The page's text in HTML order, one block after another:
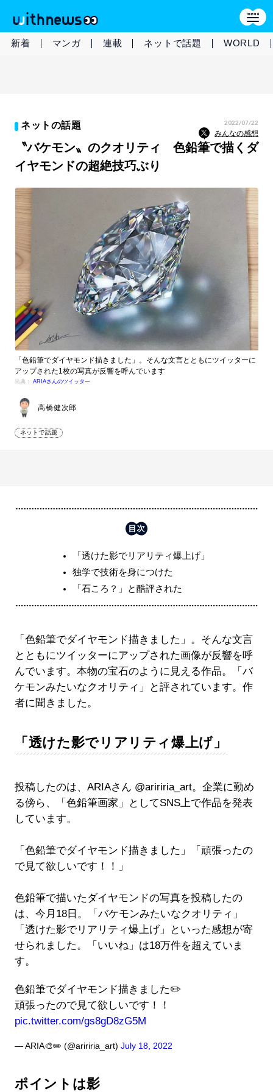
新着 マンガ 連載 ネットで話題 WORLD
ネットの話題 2022/07/22
みんなの感想
〝バケモン〟のクオリティ 色鉛筆で描くダ
イヤモンドの超絶技巧ぶり
「色鉛筆でダイヤモンド描きました」。そんな文言とともにツイッターに
アップされた1枚の写真が反響を呼んでいます
出典： ARIAさんのツイッター
高橋健次郎
ネットで話題
「透けた影でリアリティ爆上げ」
独学で技術を身につけた
「石ころ？」と酷評された
「色鉛筆でダイヤモンド描きました」。そんな文言
とともにツイッターにアップされた画像が反響を呼
んでいます。本物の宝石のように見える作品。「バ
ケモンみたいなクオリティ」と評されています。作
者に聞きました。
「透けた影でリアリティ爆上げ」
投稿したのは、ARIAさん @aririria_art。企業に勤め
る傍ら、「色鉛筆画家」としてSNS上で作品を発表
しています。
「色鉛筆でダイヤモンド描きました」「頑張ったの
で見て欲しいです！！」
色鉛筆で描いたダイヤモンドの写真を投稿したの
は、今月18日。「バケモンみたいなクオリティ」
「透けた影でリアリティ爆上げ」といった感想が寄
せられました。「いいね」は18万件を超えていま
す。
色鉛筆でダイヤモンド描きました✏️
頑張ったので見て欲しいです！！
pic.twitter.com/gs8gD8zG5M
— ARIA🎨✏️ (@aririria_art) July 18, 2022
ポイントは影